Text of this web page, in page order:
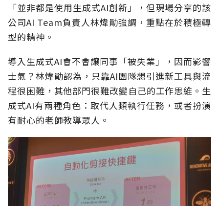
「並非都是使用生成式AI創新」，但現場分享的該
公司AI Team負責人林煒勛強調，重點在於積極轉
型的精神。
導入生成式AI會不會讓同事「被失業」，因而影響
士氣？林煒勛認為，只靠AI團隊想引進新工具與流
程很困難，其他部門很難改變自己的工作思維。生
成式AI有兩種角色：取代人類執行任務，或者扮演
有耐心的老師教導眾人。